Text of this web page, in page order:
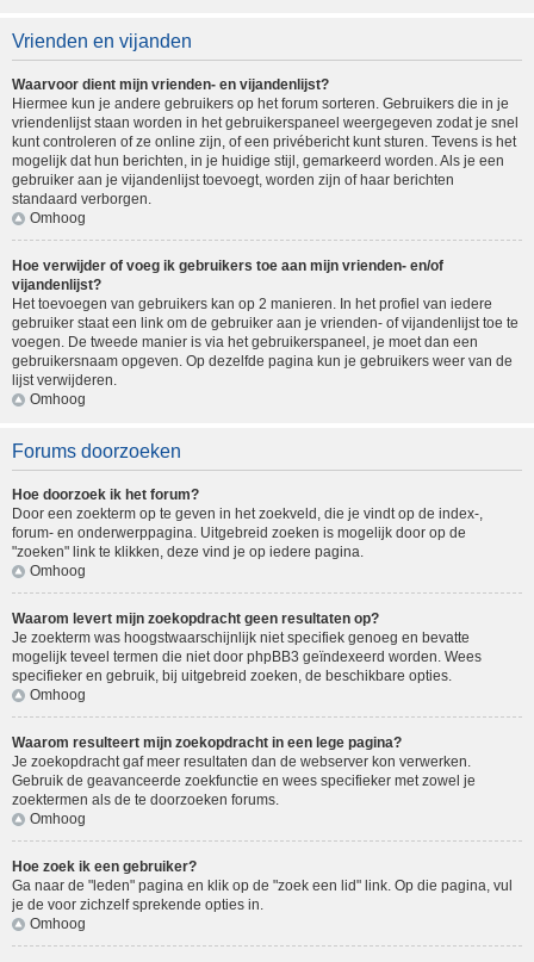
Vrienden en vijanden
Waarvoor dient mijn vrienden- en vijandenlijst?
Hiermee kun je andere gebruikers op het forum sorteren. Gebruikers die in je
vriendenlijst staan worden in het gebruikerspaneel weergegeven zodat je snel
kunt controleren of ze online zijn, of een privébericht kunt sturen. Tevens is het
mogelijk dat hun berichten, in je huidige stijl, gemarkeerd worden. Als je een
gebruiker aan je vijandenlijst toevoegt, worden zijn of haar berichten
standaard verborgen.
Omhoog
Hoe verwijder of voeg ik gebruikers toe aan mijn vrienden- en/of
vijandenlijst?
Het toevoegen van gebruikers kan op 2 manieren. In het profiel van iedere
gebruiker staat een link om de gebruiker aan je vrienden- of vijandenlijst toe te
voegen. De tweede manier is via het gebruikerspaneel, je moet dan een
gebruikersnaam opgeven. Op dezelfde pagina kun je gebruikers weer van de
lijst verwijderen.
Omhoog
Forums doorzoeken
Hoe doorzoek ik het forum?
Door een zoekterm op te geven in het zoekveld, die je vindt op de index-,
forum- en onderwerppagina. Uitgebreid zoeken is mogelijk door op de
"zoeken" link te klikken, deze vind je op iedere pagina.
Omhoog
Waarom levert mijn zoekopdracht geen resultaten op?
Je zoekterm was hoogstwaarschijnlijk niet specifiek genoeg en bevatte
mogelijk teveel termen die niet door phpBB3 geïndexeerd worden. Wees
specifieker en gebruik, bij uitgebreid zoeken, de beschikbare opties.
Omhoog
Waarom resulteert mijn zoekopdracht in een lege pagina?
Je zoekopdracht gaf meer resultaten dan de webserver kon verwerken.
Gebruik de geavanceerde zoekfunctie en wees specifieker met zowel je
zoektermen als de te doorzoeken forums.
Omhoog
Hoe zoek ik een gebruiker?
Ga naar de "leden" pagina en klik op de "zoek een lid" link. Op die pagina, vul
je de voor zichzelf sprekende opties in.
Omhoog